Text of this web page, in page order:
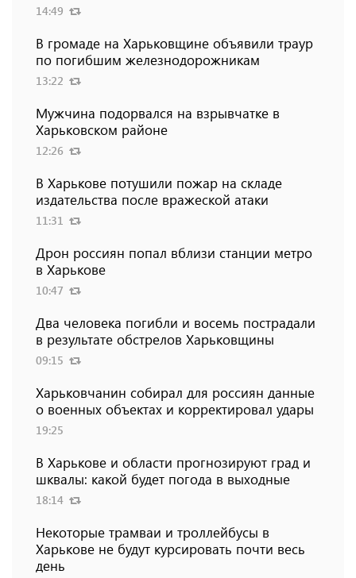
14:49
В громаде на Харьковщине объявили траур
по погибшим железнодорожникам
13:22
Мужчина подорвался на взрывчатке в
Харьковском районе
12:26
В Харькове потушили пожар на складе
издательства после вражеской атаки
11:31
Дрон россиян попал вблизи станции метро
в Харькове
10:47
Два человека погибли и восемь пострадали
в результате обстрелов Харьковщины
09:15
Харьковчанин собирал для россиян данные
о военных объектах и ​​корректировал удары
19:25
В Харькове и области прогнозируют град и
шквалы: какой будет погода в выходные
18:14
Некоторые трамваи и троллейбусы в
Харькове не будут курсировать почти весь
день